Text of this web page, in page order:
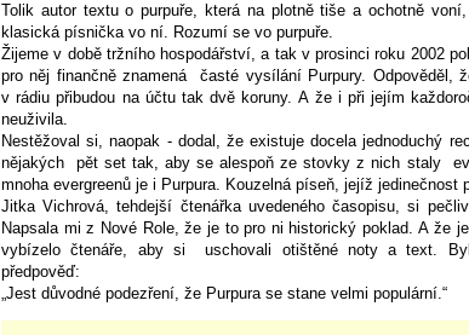
Tolik autor textu o purpuře, která na plotně tiše a ochotně
klasická písnička vo ní. Rozumí se vo purpuře.
Žijeme v době tržního hospodářství, a tak v prosinci roku 2002
pro něj finančně znamená časté vysílání Purpury. Odpověděl,
v rádiu přibudou na účtu tak dvě koruny. A že i při jejím
neuživila.
Nestěžoval si, naopak - dodal, že existuje docela jednoduchý
nějakých pět set tak, aby se alespoň ze stovky z nich staly
mnoha evergreenů je i Purpura. Kouzelná píseň, jejíž jedinečnost
Jitka Vichrová, tehdejší čtenářka uvedeného časopisu, si
Napsala mi z Nové Role, že je to pro ni historický poklad. A že
vybízelo čtenáře, aby si uschovali otištěné noty a text.
předpověď:
„Jest důvodné podezření, že Purpura se stane velmi populární.“